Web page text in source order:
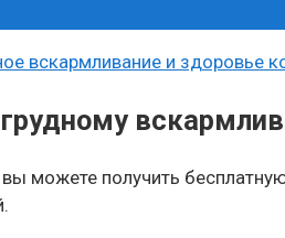
вскармливание и здоровье
можете получить